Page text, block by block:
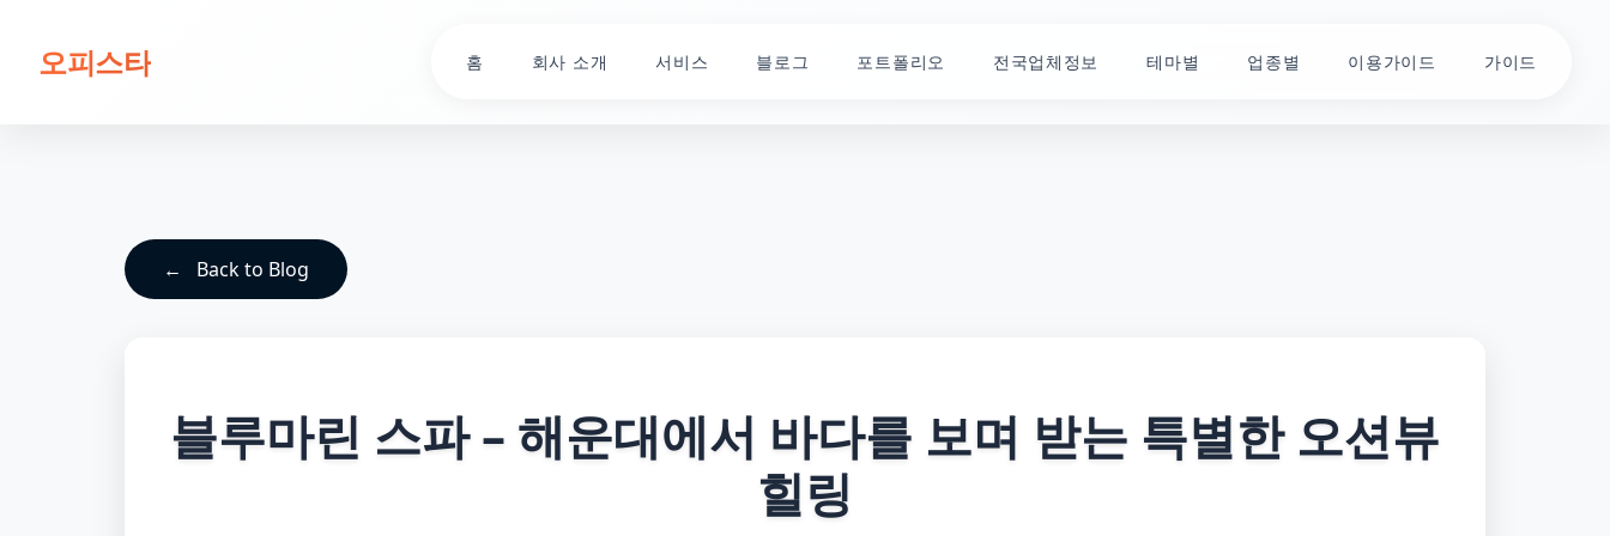
오피스타 홈 회사 소개 서비스 블로그 포트폴리오 전국업체정보 테마별 업종별 이용가이드 가이드
Back to Blog
블루마린 스파 – 해운대에서 바다를 보며 받는 특별한 오션뷰
힐링